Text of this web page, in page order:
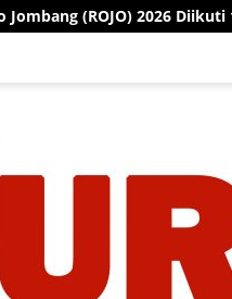
Diikuti 162 Peserta,